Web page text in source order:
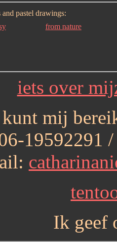
and pastel drawings:
from nature
iets over
mij
19592291
Ik geef